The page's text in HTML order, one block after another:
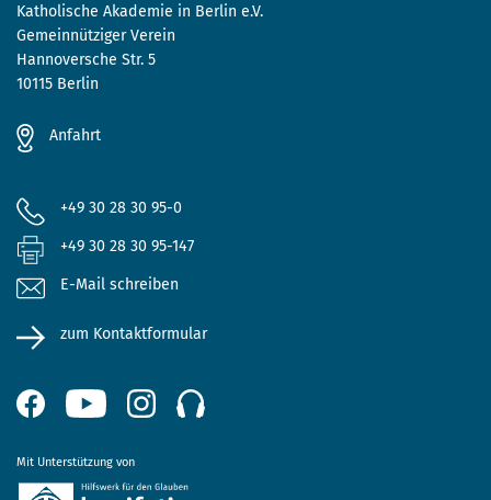
Katholische Akademie in Berlin e.V.
Gemeinnütziger Verein
Hannoversche Str. 5
10115 Berlin
Anfahrt
+49 30 28 30 95-0
+49 30 28 30 95-147
E-Mail schreiben
zum Kontaktformular
Mit Unterstützung von